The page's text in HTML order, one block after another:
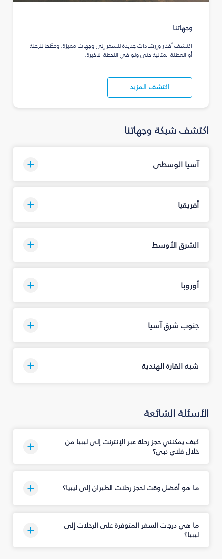
وجهاتنا
اكتشف أفكار وإرشادات جديدة للسفر إلى وجهات مميزة، وخطّط للرحلة
أو العطلة المثالية حتى ولو في اللحظة الأخيرة.
اكتشف المزيد
اكتشف شبكة وجهاتنا
آسيا الوسطى
أفريقيا
الشرق الأوسط
أوروبا
جنوب شرق آسيا
شبه القارة الهندية
الأسئلة الشائعة
كيف يمكنني حجز رحلة عبر الإنترنت إلى ليبيا من
خلال فلاي دبي؟
ما هو أفضل وقت لحجز رحلات الطيران إلى ليبيا؟
ما هي درجات السفر المتوفرة على الرحلات إلى
ليبيا؟